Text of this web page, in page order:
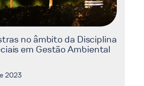
no âmbito da Disciplina
em Gestão Ambiental
2023